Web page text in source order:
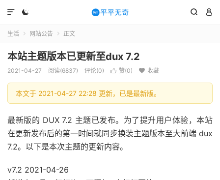
  

生活  网站公告  正文
本站主题版本已更新至dux 7.2
2021-04-27 阅读(6837) 评论(0)  赞(0)  收藏
本文于 2021-04-27 22:28 更新，已是最新版。
最新版的 DUX 7.2 主题已发布。为了提升用户体验，本站
在更新发布后的第一时间就同步换装主题版本至大前端 dux
7.2。以下是本次主题的更新内容。
v7.2 2021-04-26